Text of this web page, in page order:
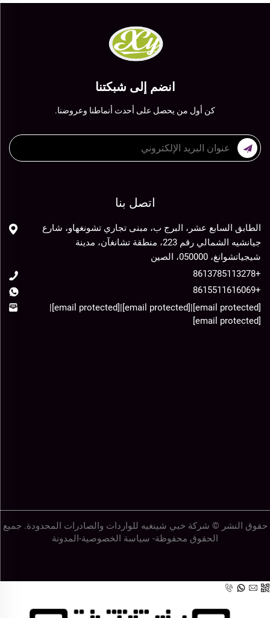
انضم إلى شبكتنا
كن أول من يحصل على أحدث أنماطنا وعروضنا.
اتصل بنا
الطابق السابع عشر، البرج ب، مبنى تجاري تشونغهاو، شارع
جيانشيه الشمالي رقم 223، منطقة تشانغآن، مدينة
شيجياتشوانغ، 050000، الصين
+8613785113278
+8615511616069
[email protected]
|
[email protected]
|
[email protected]
|
[email protected]
حقوق النشر © شركة خبي شينغيه للواردات والصادرات المحدودة. جميع
الحقوق محفوظة- سياسة الخصوصية-المدونة